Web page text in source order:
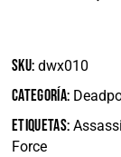
SKU: dwx010
Categoría:
Etiquetas:
Force